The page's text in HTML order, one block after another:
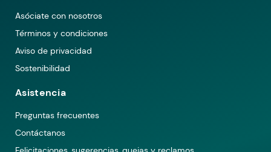
Asóciate con nosotros
Términos y condiciones
Aviso de privacidad
Sostenibilidad
Asistencia
Preguntas frecuentes
Contáctanos